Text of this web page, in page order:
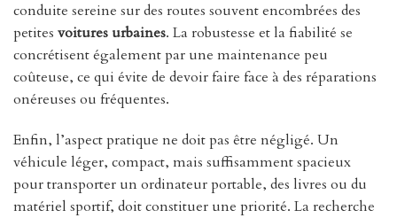
conduite sereine sur des routes souvent encombrées des
petites voitures urbaines. La robustesse et la fiabilité se
concrétisent également par une maintenance peu
coûteuse, ce qui évite de devoir faire face à des réparations
onéreuses ou fréquentes.
Enfin, l’aspect pratique ne doit pas être négligé. Un
véhicule léger, compact, mais suffisamment spacieux
pour transporter un ordinateur portable, des livres ou du
matériel sportif, doit constituer une priorité. La recherche